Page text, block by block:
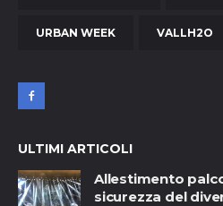
URBAN WEEK VALLH2O
ULTIMI ARTICOLI
Allestimento
sicurezza del